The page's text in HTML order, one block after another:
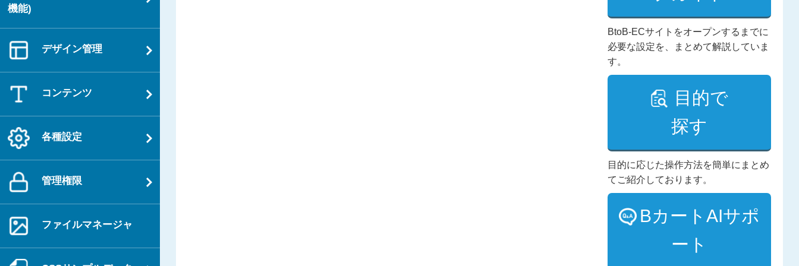
機能)
デザイン管理
コンテンツ
各種設定
管理権限
ファイルマネージャ
BtoB-ECサイトをオープンするまでに
必要な設定を、まとめて解説していま
す。
目的で
探す
目的に応じた操作方法を簡単にまとめ
てご紹介しております。
BカートAIサポ
ート